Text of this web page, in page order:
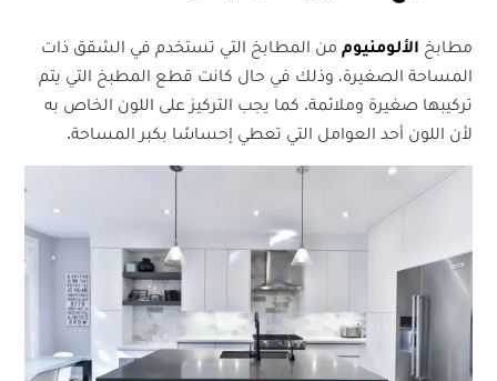
مطابخ الألومنيوم من المطابخ التي تستخدم في الشقق ذات
المساحة الصغيرة، وذلك في حال كانت قطع المطبخ التي يتم
تركيبها صغيرة وملائمة. كما يجب التركيز على اللون الخاص به
لأن اللون أحد العوامل التي تعطي إحساسًا بكبر المساحة.